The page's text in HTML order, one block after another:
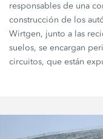
responsables de una
construcción de los
Wirtgen, junto a las
suelos, se encargan
circuitos, que están